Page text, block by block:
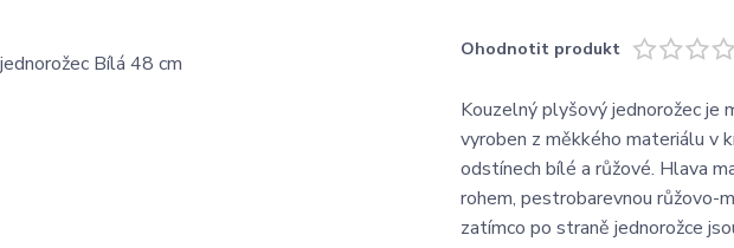
Ohodnotit produkt
Kouzelný plyšový jednorožec je
vyroben z měkkého materiálu v
odstínech bílé a růžové. Hlava
rohem, pestrobarevnou růžovo-
zatímco po straně jednorožce